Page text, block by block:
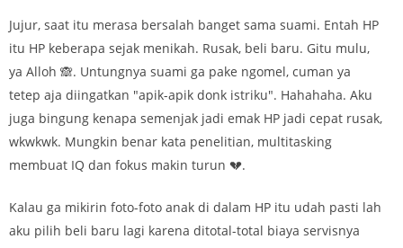
Jujur, saat itu merasa bersalah banget sama suami. Entah HP
itu HP keberapa sejak menikah. Rusak, beli baru. Gitu mulu,
ya Alloh 🙈. Untungnya suami ga pake ngomel, cuman ya
tetep aja diingatkan "apik-apik donk istriku". Hahahaha. Aku
juga bingung kenapa semenjak jadi emak HP jadi cepat rusak,
wkwkwk. Mungkin benar kata penelitian, multitasking
membuat IQ dan fokus makin turun 💔.
Kalau ga mikirin foto-foto anak di dalam HP itu udah pasti lah
aku pilih beli baru lagi karena ditotal-total biaya servisnya